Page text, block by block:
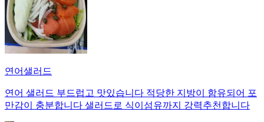
연어샐러드
연어 샐러드 부드럽고 맛있습니다 적당한 지방이 함유되어 포
만감이 충분합니다 샐러드로 식이섬유까지 강력추천합니다